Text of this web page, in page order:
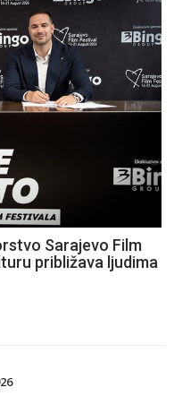
Sarajevo Film
približava ljudima